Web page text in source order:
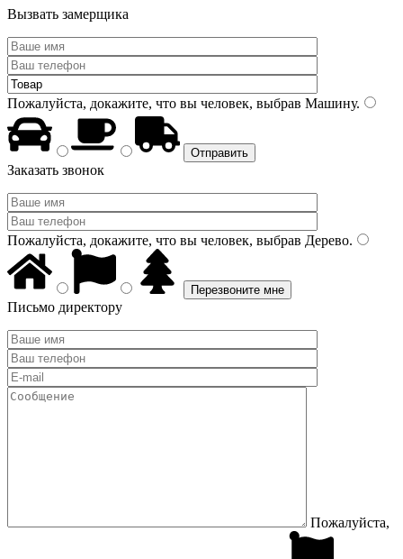
Вызвать замерщика
Пожалуйста, докажите, что вы человек, выбрав Машину.
Заказать звонок
Пожалуйста, докажите, что вы человек, выбрав Дерево.
Письмо директору
Пожалуйста,